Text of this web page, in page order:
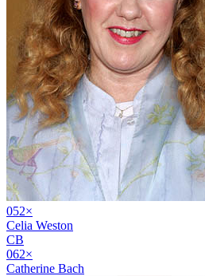
052×
Celia Weston
CB
062×
Catherine Bach